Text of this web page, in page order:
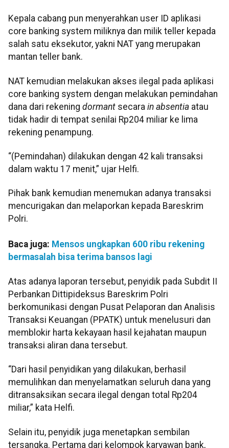
Kepala cabang pun menyerahkan user ID aplikasi
core banking system miliknya dan milik teller kepada
salah satu eksekutor, yakni NAT yang merupakan
mantan teller bank.
NAT kemudian melakukan akses ilegal pada aplikasi
core banking system dengan melakukan pemindahan
dana dari rekening dormant secara in absentia atau
tidak hadir di tempat senilai Rp204 miliar ke lima
rekening penampung.
“(Pemindahan) dilakukan dengan 42 kali transaksi
dalam waktu 17 menit,” ujar Helfi.
Pihak bank kemudian menemukan adanya transaksi
mencurigakan dan melaporkan kepada Bareskrim
Polri.
Baca juga: Mensos ungkapkan 600 ribu rekening
bermasalah bisa terima bansos lagi
Atas adanya laporan tersebut, penyidik pada Subdit II
Perbankan Dittipideksus Bareskrim Polri
berkomunikasi dengan Pusat Pelaporan dan Analisis
Transaksi Keuangan (PPATK) untuk menelusuri dan
memblokir harta kekayaan hasil kejahatan maupun
transaksi aliran dana tersebut.
“Dari hasil penyidikan yang dilakukan, berhasil
memulihkan dan menyelamatkan seluruh dana yang
ditransaksikan secara ilegal dengan total Rp204
miliar,” kata Helfi.
Selain itu, penyidik juga menetapkan sembilan
tersangka. Pertama dari kelompok karyawan bank,